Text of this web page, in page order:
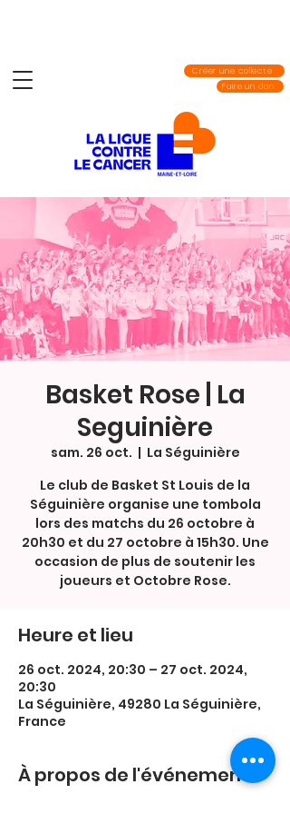
Créer une collecte
Faire un don
Basket Rose | La
Seguinière
sam. 26 oct.
  |
La Séguinière
Le club de Basket St Louis de la
Séguinière organise une tombola
lors des matchs du 26 octobre à
20h30 et du 27 octobre à 15h30. Une
occasion de plus de soutenir les
joueurs et Octobre Rose.
Heure et lieu
26 oct. 2024, 20:30 – 27 oct. 2024,
20:30
La Séguinière, 49280 La Séguinière,
France
À propos de l'événement